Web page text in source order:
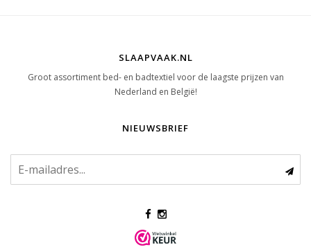
SLAAPVAAK.NL
Groot assortiment bed- en badtextiel voor de laagste prijzen van
Nederland en België!
NIEUWSBRIEF